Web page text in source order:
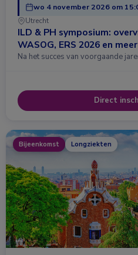
wo 4 november 2026 om
Utrecht
ILD & PH symposium:
WASOG, ERS 2026 en meer
Na het succes van voorgaande
Direct
Bijeenkomst Longziekten